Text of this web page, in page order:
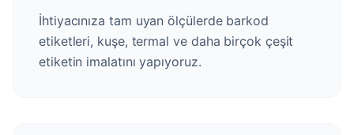
İhtiyacınıza tam uyan ölçülerde barkod
etiketleri, kuşe, termal ve daha birçok çeşit
etiketin imalatını yapıyoruz.